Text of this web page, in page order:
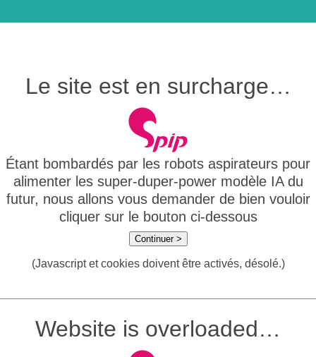
Le site est en surcharge…
Étant bombardés par les robots aspirateurs pour
alimenter les super-duper-power modèle IA du
futur, nous allons vous demander de bien vouloir
cliquer sur le bouton ci-dessous
Continuer >
(Javascript et cookies doivent être activés, désolé.)
Website is overloaded…